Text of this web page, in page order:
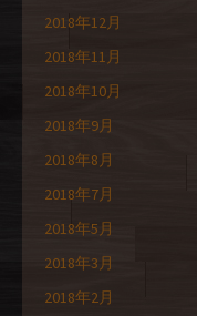
2018年12月
2018年11月
2018年10月
2018年9月
2018年8月
2018年7月
2018年5月
2018年3月
2018年2月